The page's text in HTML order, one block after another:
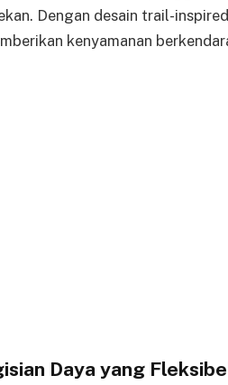
Dengan desain trail-
kenyamanan
Daya yang